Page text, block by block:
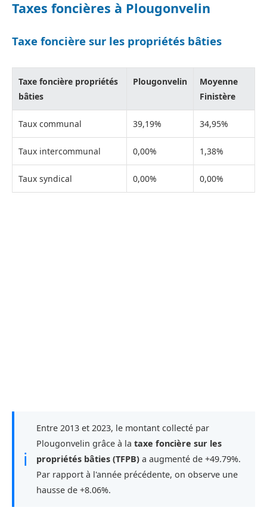
Taxes foncières à Plougonvelin
Taxe foncière sur les propriétés bâties
Taxe foncière propriétés
bâties
Plougonvelin
Moyenne
Finistère
Taux communal 39,19% 34,95%
Taux intercommunal 0,00% 1,38%
Taux syndical 0,00% 0,00%
ℹ
Entre 2013 et 2023, le montant collecté par
Plougonvelin grâce à la taxe foncière sur les
propriétés bâties (TFPB) a augmenté de +49.79%.
Par rapport à l'année précédente, on observe une
hausse de +8.06%.